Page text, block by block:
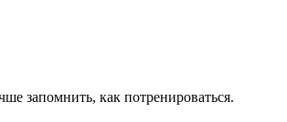
запомнить, как потренироваться.